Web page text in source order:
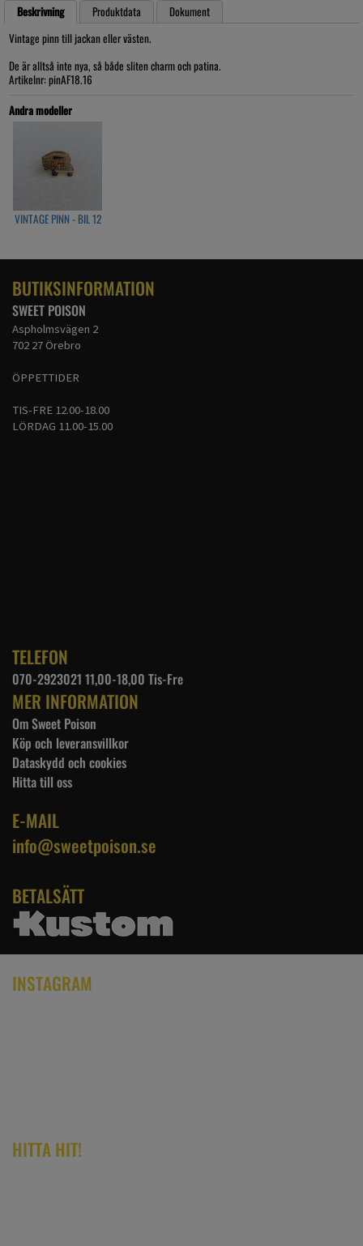
Beskrivning Produktdata
Dokument
Vintage pinn till jackan eller västen.
De är alltså inte nya, så både sliten charm och patina.
Artikelnr: pinAF18.16
Andra modeller
VINTAGE PINN - BIL 12
BUTIKSINFORMATION
SWEET POISON
Aspholmsvägen 2
702 27 Örebro
ÖPPETTIDER
TIS-FRE 12.00-18.00
LÖRDAG 11.00-15.00
TELEFON
070-2923021 11,00-18,00 Tis-Fre
MER INFORMATION
Om Sweet Poison
Köp och leveransvillkor
Dataskydd och cookies
Hitta till oss
E-MAIL
info@sweetpoison.se
BETALSÄTT
INSTAGRAM
HITTA HIT!